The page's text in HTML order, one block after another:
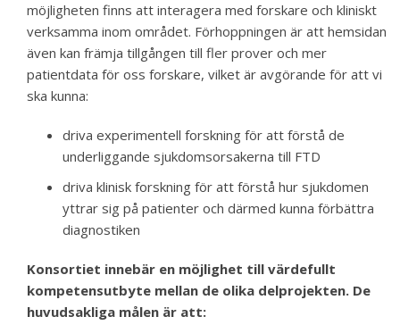
möjligheten finns att interagera med forskare och kliniskt
verksamma inom området. Förhoppningen är att hemsidan
även kan främja tillgången till fler prover och mer
patientdata för oss forskare, vilket är avgörande för att vi
ska kunna:
driva experimentell forskning för att förstå de
underliggande sjukdomsorsakerna till FTD
driva klinisk forskning för att förstå hur sjukdomen
yttrar sig på patienter och därmed kunna förbättra
diagnostiken
Konsortiet innebär en möjlighet till värdefullt
kompetensutbyte mellan de olika delprojekten. De
huvudsakliga målen är att: